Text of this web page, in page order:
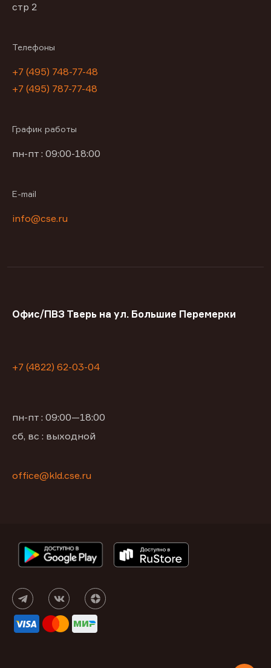
стр 2
Телефоны
+7 (495) 748-77-48
+7 (495) 787-77-48
График работы
пн-пт : 09:00-18:00
E-mail
info@cse.ru
Офис/ПВЗ Тверь на ул. Большие Перемерки
+7 (4822) 62-03-04
пн-пт : 09:00—18:00
сб, вс : выходной
office@kld.cse.ru